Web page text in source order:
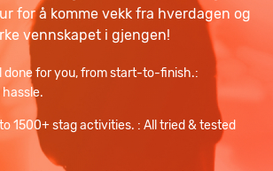
for å komme vekk fra hverdagen og
vennskapet i gjengen!
done for you, from start-to-finish.:
1500+ stag activities. : All tried & tested